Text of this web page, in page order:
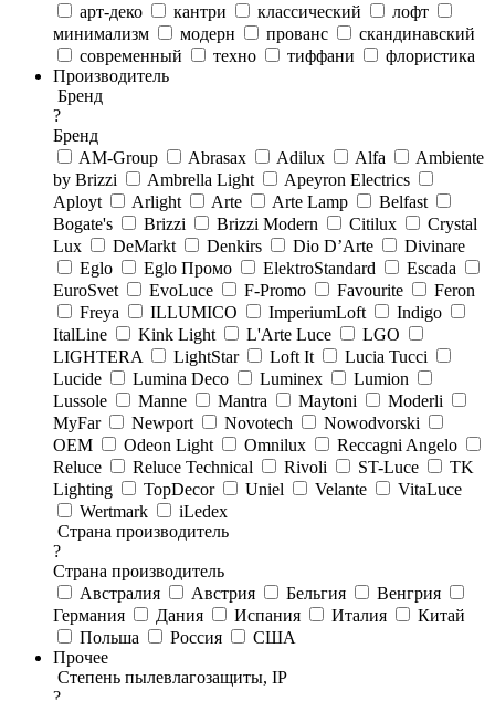
арт-деко
кантри классический
лофт
минимализм
модерн прованс
скандинавский
современный
техно тиффани
флористика
Производитель
Бренд
?
Бренд
AM-Group
Abrasax Adilux Alfa
Ambiente
by Brizzi
Ambrella Light
Apeyron Electrics
Aployt
Arlight Arte Arte Lamp
Belfast
Bogate's
Brizzi Brizzi Modern Citilux
Crystal
Lux
DeMarkt Denkirs Dio D’Arte
Divinare
Eglo
Eglo Промо ElektroStandard
Escada
EuroSvet
EvoLuce F-Promo Favourite
Feron
Freya
ILLUMICO ImperiumLoft
Indigo
ItalLine
Kink Light L'Arte Luce
LGO
LIGHTERA
LightStar Loft It
Lucia Tucci
Lucide
Lumina Deco Luminex
Lumion
Lussole
Manne Mantra Maytoni
Moderli
MyFar
Newport Novotech
Nowodvorski
OEM
Odeon Light Omnilux
Reccagni Angelo
Reluce
Reluce Technical Rivoli ST-Luce
TK
Lighting
TopDecor Uniel Velante
VitaLuce
Wertmark
iLedex
Страна производитель
?
Страна производитель
Австралия
Австрия Бельгия
Венгрия
Германия
Дания Испания Италия
Китай
Польша
Россия
США
Прочее
Степень пылевлагозащиты, IP
?